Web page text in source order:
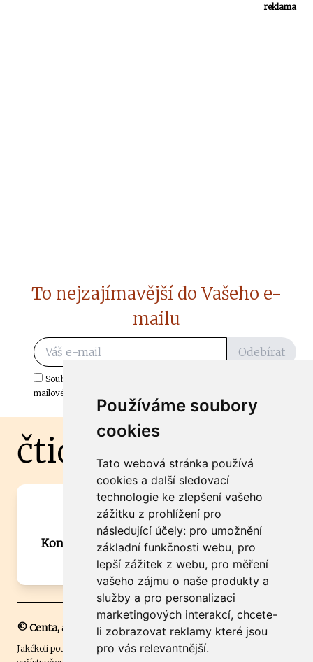
Používáme soubory
cookies
Tato webová stránka používá
cookies a další sledovací
technologie ke zlepšení vašeho
zážitku z prohlížení pro
následující účely: pro umožnění
základní funkčnosti webu, pro
lepší zážitek z webu, pro měření
vašeho zájmu o naše produkty a
služby a pro personalizaci
marketingových interakcí, chcete-
li zobrazovat reklamy které jsou
pro vás relevantnější.
reklama
To nejzajímavější do Vašeho e-
mailu
Odebírat
Souhlasím s odběrem důležitých zpráv ze ČtiDoma.cz do mé e-
mailové schránky.
čtidoma.cz
Máte zajímavou informaci? Chcete
spolupracovat?
Kontaktujte šéfredaktora Martina Chalupu:
chalupa@ctidoma.cz
© Centa, a.s.
Jakékoli použití obsahu včetně převzetí, šíření či dalšího užití a